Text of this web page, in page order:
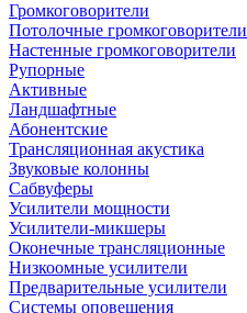
Громкоговорители
Потолочные громкоговорители
Настенные громкоговорители
Рупорные
Активные
Ландшафтные
Абонентские
Трансляционная акустика
Звуковые колонны
Сабвуферы
Усилители мощности
Усилители-микшеры
Оконечные трансляционные
Низкоомные усилители
Предварительные усилители
Системы оповещения